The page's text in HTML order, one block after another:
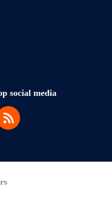
social media